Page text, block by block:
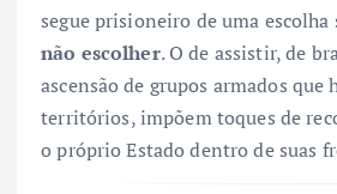
segue prisioneiro de uma
não escolher. O de assistir, de
ascensão de grupos armados
territórios, impõem toques de
o próprio Estado dentro de suas